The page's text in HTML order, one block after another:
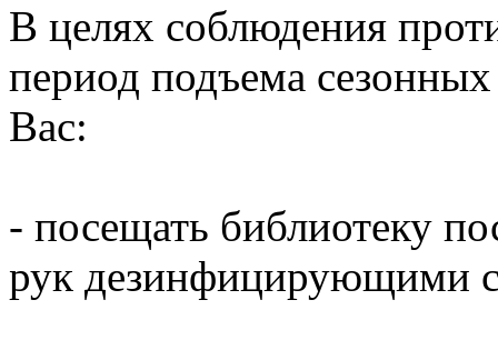
В целях соблюдения
период подъема
Вас:
- посещать библиотеку
рук дезинфицирующими